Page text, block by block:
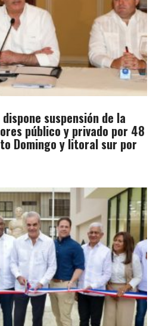
suspensión de la
público y privado por 48
Domingo y litoral sur por